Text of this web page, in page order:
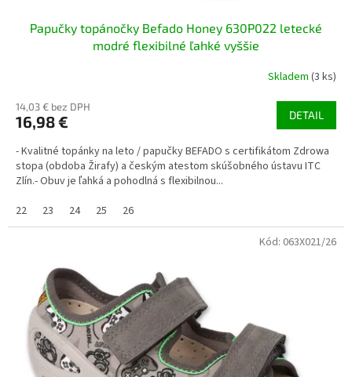
Papučky topánočky Befado Honey 630P022 letecké
modré flexibilné ľahké vyššie
Skladem (3 ks)
14,03 € bez DPH
16,98 € DETAIL
- Kvalitné topánky na leto / papučky BEFADO s certifikátom Zdrowa
stopa (obdoba Žirafy) a českým atestom skúšobného ústavu ITC
Zlín.- Obuv je ľahká a pohodlná s flexibilnou...
22
23 24 25 26
Kód: 063X021/26